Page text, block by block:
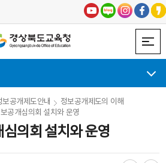
보공개제도안내
정보공개제도의 이해
공개심의회 설치와 운영
의회 설치와 운영